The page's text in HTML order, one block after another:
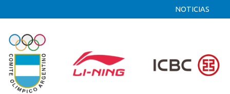
NOTICIAS